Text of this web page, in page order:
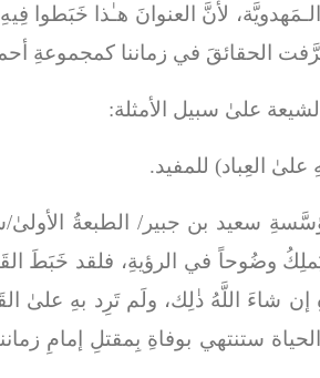
لأنَّ العنوانَ هـٰذا خَبَطوا
الحقائقَ في زماننا كمجموعةِ
علىٰ سبيل الأمثلة:
العِباد) للمفيد.
إن شاءَ اللَّهُ ذٰلِك، ولَم تَرِد بهِ علىٰ
ستنتهي بوفاةِ بِمقتلِ إمامِ